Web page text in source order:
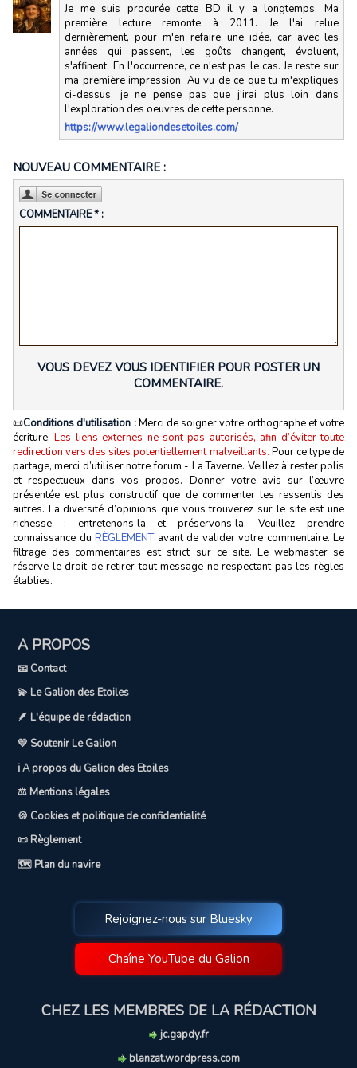
Je me suis procurée cette BD il y a longtemps. Ma
première lecture remonte à 2011. Je l'ai relue
dernièrement, pour m'en refaire une idée, car avec les
années qui passent, les goûts changent, évoluent,
s'affinent. En l'occurrence, ce n'est pas le cas. Je reste sur
ma première impression. Au vu de ce que tu m'expliques
ci-dessus, je ne pense pas que j'irai plus loin dans
l'exploration des oeuvres de cette personne.
https://www.legaliondesetoiles.com/
NOUVEAU COMMENTAIRE :
COMMENTAIRE * :
VOUS DEVEZ VOUS IDENTIFIER POUR POSTER UN
COMMENTAIRE.
📜Conditions d'utilisation :Merci de soigner votre orthographe et votre
écriture.Les liens externes ne sont pas autorisés, afin d’éviter toute
redirection vers des sites potentiellement malveillants. Pour ce type de
partage, merci d’utiliser notre forum - La Taverne. Veillez à rester polis
et respectueux dans vos propos. Donner votre avis sur l’œuvre
présentée est plus constructif que de commenter les ressentis des
autres. La diversité d’opinions que vous trouverez sur le site est une
richesse : entretenons‑la et préservons‑la. Veuillez prendre
connaissance du RÈGLEMENTavant de valider votre commentaire. Le
filtrage des commentaires est strict sur ce site. Le webmaster se
réserve le droit de retirer tout message ne respectant pas les règles
établies.
A PROPOS
📧 Contact
💫 Le Galion des Etoiles
🪶 L'équipe de rédaction
💛 Soutenir Le Galion
ℹ️ A propos du Galion des Etoiles
⚖️ Mentions légales
🍪 Cookies et politique de confidentialité
📜 Règlement
🗺️ Plan du navire
Rejoignez-nous sur Bluesky
Chaîne YouTube du Galion
CHEZ LES MEMBRES DE LA RÉDACTION
jc.gapdy.fr
blanzat.wordpress.com